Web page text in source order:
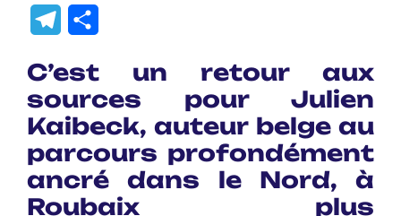
Link
Telegram
C’est un retour aux
sources pour Julien
Kaibeck, auteur belge au
parcours profondément
ancré dans le Nord, à
Roubaix plus